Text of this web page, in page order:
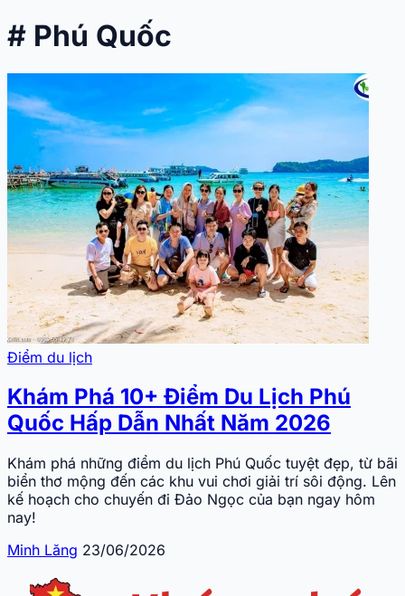
# Phú Quốc
Điểm du lịch
Khám Phá 10+ Điểm Du Lịch Phú
Quốc Hấp Dẫn Nhất Năm 2026
Khám phá những điểm du lịch Phú Quốc tuyệt đẹp, từ bãi
biển thơ mộng đến các khu vui chơi giải trí sôi động. Lên
kế hoạch cho chuyến đi Đảo Ngọc của bạn ngay hôm
nay!
Minh Lăng 23/06/2026